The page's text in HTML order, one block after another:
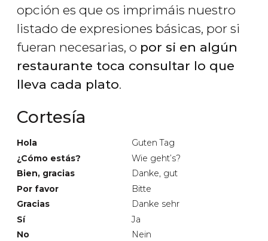
opción es que os imprimáis nuestro
listado de expresiones básicas, por si
fueran necesarias, o por si en algún
restaurante toca consultar lo que
lleva cada plato.
Cortesía
Hola
Guten Tag
¿Cómo estás?
Wie geht’s?
Bien, gracias
Danke, gut
Por favor
Bitte
Gracias
Danke sehr
Sí
Ja
No
Nein